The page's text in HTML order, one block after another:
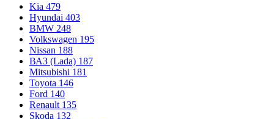
Kia 479
Hyundai 403
BMW 248
Volkswagen 195
Nissan 188
ВАЗ (Lada) 187
Mitsubishi 181
Toyota 146
Ford 140
Renault 135
Skoda 132